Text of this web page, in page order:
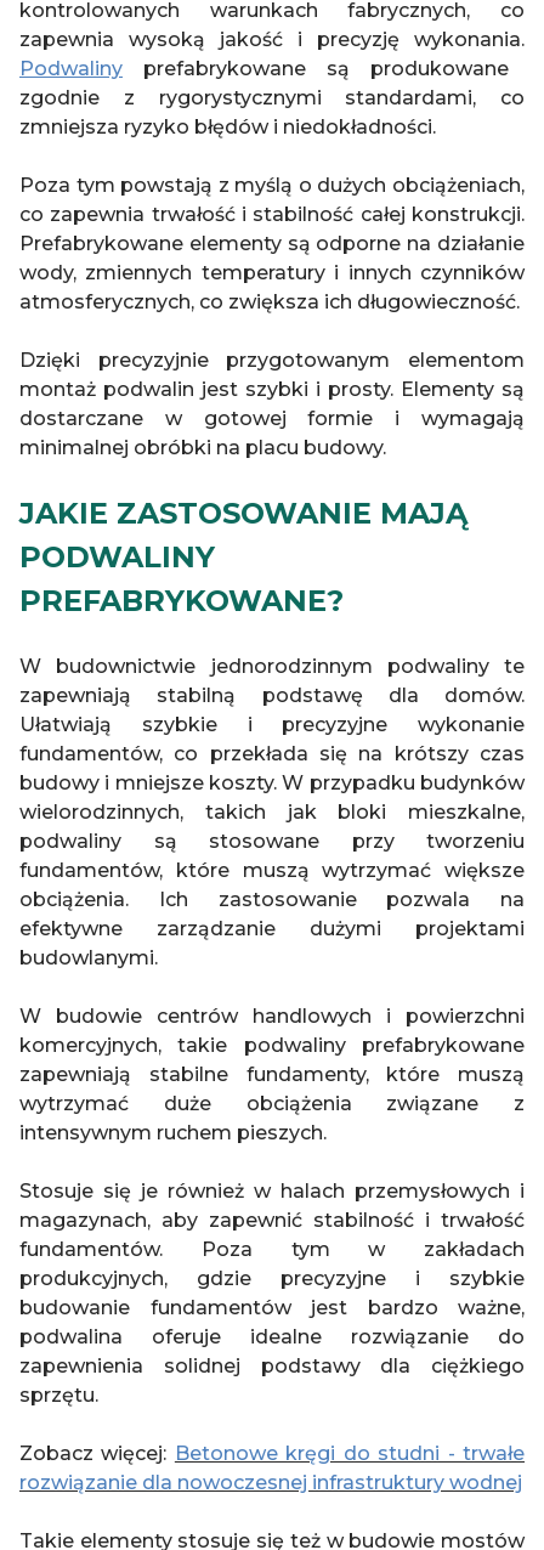
kontrolowanych warunkach fabrycznych, co
zapewnia wysoką jakość i precyzję wykonania.
Podwaliny prefabrykowane są produkowane
zgodnie z rygorystycznymi standardami, co
zmniejsza ryzyko błędów i niedokładności.
Poza tym powstają z myślą o dużych obciążeniach,
co zapewnia trwałość i stabilność całej konstrukcji.
Prefabrykowane elementy są odporne na działanie
wody, zmiennych temperatury i innych czynników
atmosferycznych, co zwiększa ich długowieczność.
Dzięki precyzyjnie przygotowanym elementom
montaż podwalin jest szybki i prosty. Elementy są
dostarczane w gotowej formie i wymagają
minimalnej obróbki na placu budowy.
JAKIE ZASTOSOWANIE MAJĄ
PODWALINY
PREFABRYKOWANE?
W budownictwie jednorodzinnym podwaliny te
zapewniają stabilną podstawę dla domów.
Ułatwiają szybkie i precyzyjne wykonanie
fundamentów, co przekłada się na krótszy czas
budowy i mniejsze koszty. W przypadku budynków
wielorodzinnych, takich jak bloki mieszkalne,
podwaliny są stosowane przy tworzeniu
fundamentów, które muszą wytrzymać większe
obciążenia. Ich zastosowanie pozwala na
efektywne zarządzanie dużymi projektami
budowlanymi.
W budowie centrów handlowych i powierzchni
komercyjnych, takie podwaliny prefabrykowane
zapewniają stabilne fundamenty, które muszą
wytrzymać duże obciążenia związane z
intensywnym ruchem pieszych.
Stosuje się je również w halach przemysłowych i
magazynach, aby zapewnić stabilność i trwałość
fundamentów. Poza tym w zakładach
produkcyjnych, gdzie precyzyjne i szybkie
budowanie fundamentów jest bardzo ważne,
podwalina oferuje idealne rozwiązanie do
zapewnienia solidnej podstawy dla ciężkiego
sprzętu.
Zobacz więcej: Betonowe kręgi do studni - trwałe
rozwiązanie dla nowoczesnej infrastruktury wodnej
Takie elementy stosuje się też w budowie mostów